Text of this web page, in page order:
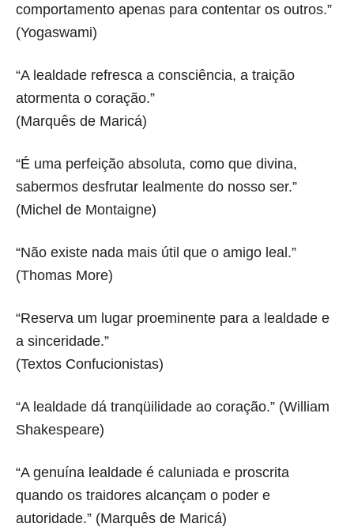
comportamento apenas para contentar os outros.”
(Yogaswami)
“A lealdade refresca a consciência, a traição
atormenta o coração.”
(Marquês de Maricá)
“É uma perfeição absoluta, como que divina,
sabermos desfrutar lealmente do nosso ser.”
(Michel de Montaigne)
“Não existe nada mais útil que o amigo leal.”
(Thomas More)
“Reserva um lugar proeminente para a lealdade e
a sinceridade.”
(Textos Confucionistas)
“A lealdade dá tranqüilidade ao coração.” (William
Shakespeare)
“A genuína lealdade é caluniada e proscrita
quando os traidores alcançam o poder e
autoridade.” (Marquês de Maricá)